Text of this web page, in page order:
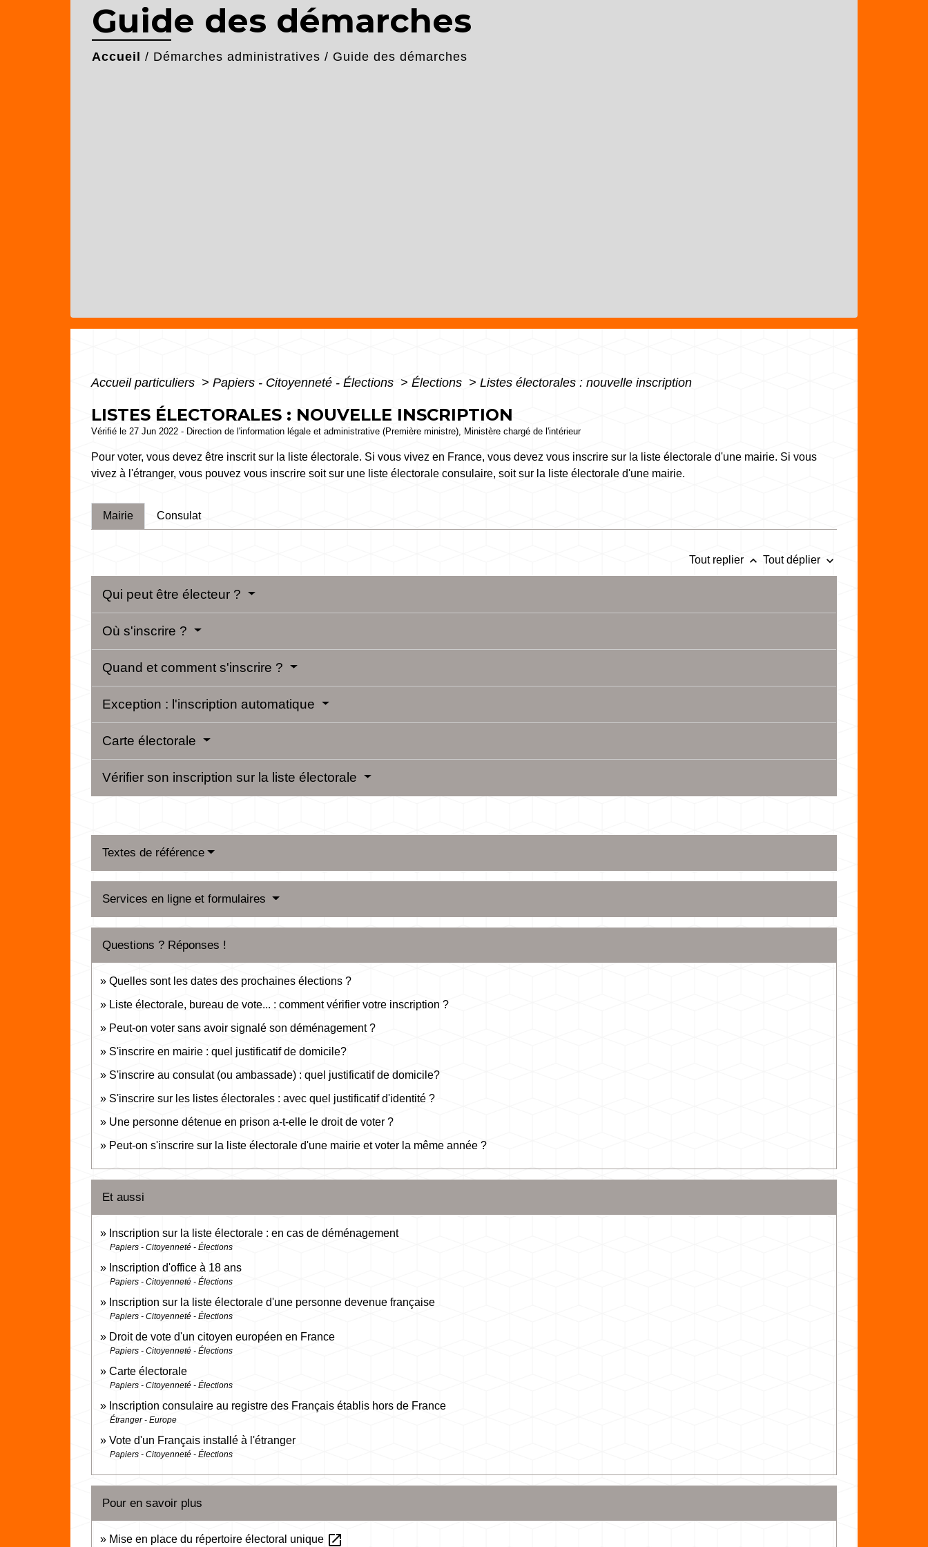
Guide des démarches
Accueil / Démarches administratives / Guide des démarches
Accueil particuliers > Papiers - Citoyenneté - Élections > Élections > Listes électorales : nouvelle inscription
LISTES ÉLECTORALES : NOUVELLE INSCRIPTION
Vérifié le 27 Jun 2022 - Direction de l'information légale et administrative (Première ministre), Ministère chargé de l'intérieur
Pour voter, vous devez être inscrit sur la liste électorale. Si vous vivez en France, vous devez vous inscrire sur la liste électorale d'une mairie. Si vous
vivez à l'étranger, vous pouvez vous inscrire soit sur une liste électorale consulaire, soit sur la liste électorale d'une mairie.
Mairie Consulat
Tout replier keyboard_arrow_up Tout déplier keyboard_arrow_down
Qui peut être électeur ?
Où s'inscrire ?
Quand et comment s'inscrire ?
Exception : l'inscription automatique
Carte électorale
Vérifier son inscription sur la liste électorale
Textes de référence
Services en ligne et formulaires
Questions ? Réponses !
Quelles sont les dates des prochaines élections ?
Liste électorale, bureau de vote... : comment vérifier votre inscription ?
Peut-on voter sans avoir signalé son déménagement ?
S'inscrire en mairie : quel justificatif de domicile?
S'inscrire au consulat (ou ambassade) : quel justificatif de domicile?
S'inscrire sur les listes électorales : avec quel justificatif d'identité ?
Une personne détenue en prison a-t-elle le droit de voter ?
Peut-on s'inscrire sur la liste électorale d'une mairie et voter la même année ?
Et aussi
Inscription sur la liste électorale : en cas de déménagement
Papiers - Citoyenneté - Élections
Inscription d'office à 18 ans
Papiers - Citoyenneté - Élections
Inscription sur la liste électorale d'une personne devenue française
Papiers - Citoyenneté - Élections
Droit de vote d'un citoyen européen en France
Papiers - Citoyenneté - Élections
Carte électorale
Papiers - Citoyenneté - Élections
Inscription consulaire au registre des Français établis hors de France
Étranger - Europe
Vote d'un Français installé à l'étranger
Papiers - Citoyenneté - Élections
Pour en savoir plus
Mise en place du répertoire électoral unique open_in_new